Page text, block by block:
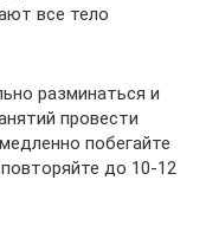
все тело
разминаться и
провести
побегайте
до 10-12